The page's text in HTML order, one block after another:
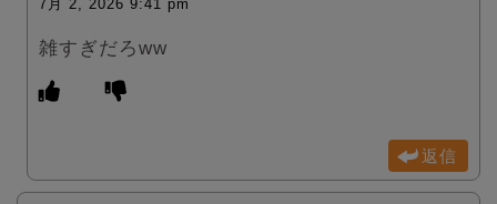
7月 2, 2026 9:41 pm
雑すぎだろww
返信